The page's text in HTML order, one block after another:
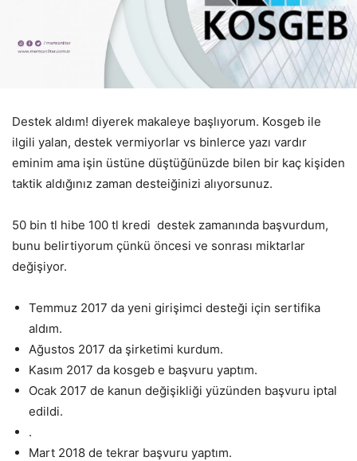
Destek aldım! diyerek makaleye başlıyorum. Kosgeb ile
ilgili yalan, destek vermiyorlar vs binlerce yazı vardır
eminim ama işin üstüne düştüğünüzde bilen bir kaç kişiden
taktik aldığınız zaman desteiğinizi alıyorsunuz.
50 bin tl hibe 100 tl kredi destek zamanında başvurdum,
bunu belirtiyorum çünkü öncesi ve sonrası miktarlar
değişiyor.
Temmuz 2017 da yeni girişimci desteği için sertifika
aldım.
Ağustos 2017 da şirketimi kurdum.
Kasım 2017 da kosgeb e başvuru yaptım.
Ocak 2017 de kanun değişikliği yüzünden başvuru iptal
edildi.
.
Mart 2018 de tekrar başvuru yaptım.